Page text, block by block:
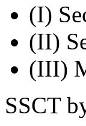
(I)
(II)
(III)
SSCT